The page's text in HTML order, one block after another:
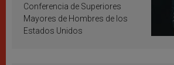
Conferencia de Superiores
Mayores de Hombres de los
Estados Unidos